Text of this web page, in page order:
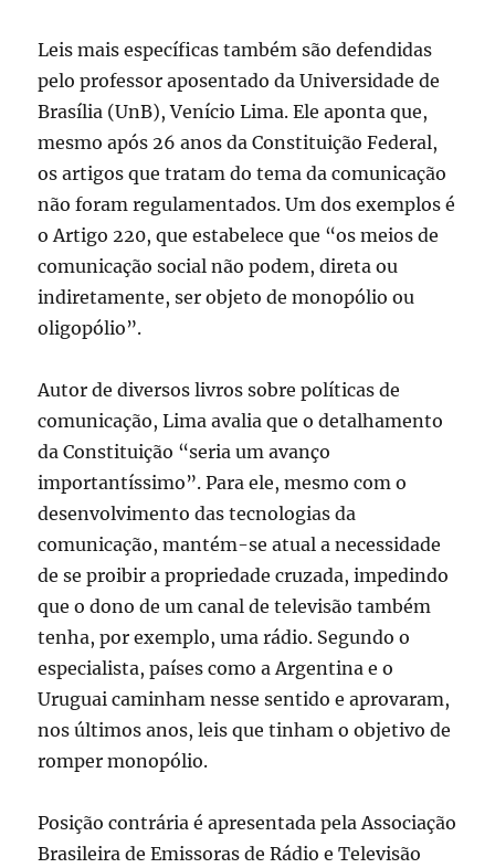
Leis mais específicas também são defendidas
pelo professor aposentado da Universidade de
Brasília (UnB), Venício Lima. Ele aponta que,
mesmo após 26 anos da Constituição Federal,
os artigos que tratam do tema da comunicação
não foram regulamentados. Um dos exemplos é
o Artigo 220, que estabelece que “os meios de
comunicação social não podem, direta ou
indiretamente, ser objeto de monopólio ou
oligopólio”.
Autor de diversos livros sobre políticas de
comunicação, Lima avalia que o detalhamento
da Constituição “seria um avanço
importantíssimo”. Para ele, mesmo com o
desenvolvimento das tecnologias da
comunicação, mantém-se atual a necessidade
de se proibir a propriedade cruzada, impedindo
que o dono de um canal de televisão também
tenha, por exemplo, uma rádio. Segundo o
especialista, países como a Argentina e o
Uruguai caminham nesse sentido e aprovaram,
nos últimos anos, leis que tinham o objetivo de
romper monopólio.
Posição contrária é apresentada pela Associação
Brasileira de Emissoras de Rádio e Televisão